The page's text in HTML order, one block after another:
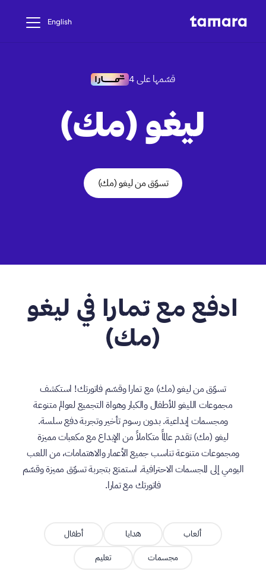
English
قسّمها على 4
ليغو (مك)
تسوّق من ليغو (مك)
ادفع مع تمارا في ليغو
(مك)
تسوّق من ليغو (مك) مع تمارا وقسّم فاتورتك! استكشف
مجموعات الليغو للأطفال والكبار وهواة التجميع لعوالم متنوعة
ومجسمات إبداعية. بدون رسوم تأخير وتجربة دفع سلسة.
ليغو (مك) تقدم عالماً متكاملاً من الإبداع مع مكعبات مميزة
ومجموعات متنوعة تناسب جميع الأعمار والاهتمامات، من اللعب
اليومي إلى المجسمات الاحترافية. استمتع بتجربة تسوّق مميزة وقسّم
فاتورتك مع تمارا.
ألعاب هدايا
أطفال
مجسمات
تعليم